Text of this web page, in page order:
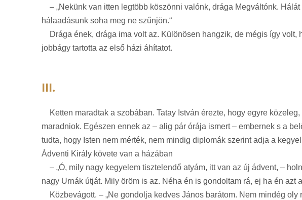
– „Nekünk van itten legtöbb köszönni valónk, drága Megváltónk.
hálaadásunk soha meg ne szűnjön.“
Drága ének, drága ima volt az. Különösen hangzik, de mégis így
jobbágy tartotta az első házi áhítatot.
III.
Ketten maradtak a szobában. Tatay István érezte, hogy egyre
maradniok. Egészen ennek az – alig pár órája ismert – embernek s a
tudta, hogy Isten nem mérték, nem mindig diplomák szerint adja a
Ádventi Király követe van a házában
– „Ó, mily nagy kegyelem tisztelendő atyám, itt van az új ádvent, –
nagy Urnák útját. Mily öröm is az. Néha én is gondoltam rá, ej ha én azt
Közbevágott. – „Ne gondolja kedves János barátom. Nem mindég